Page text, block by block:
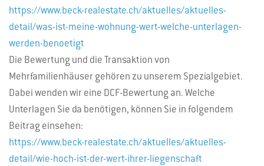
https://www.beck-realestate.ch/aktuelles/aktuelles-
detail/was-ist-meine-wohnung-wert-welche-unterlagen-
werden-benoetigt
Die Bewertung und die Transaktion von
Mehrfamilienhäuser gehören zu unserem Spezialgebiet.
Dabei wenden wir eine DCF-Bewertung an. Welche
Unterlagen Sie da benötigen, können Sie in folgendem
Beitrag einsehen:
https://www.beck-realestate.ch/aktuelles/aktuelles-
detail/wie-hoch-ist-der-wert-ihrer-liegenschaft